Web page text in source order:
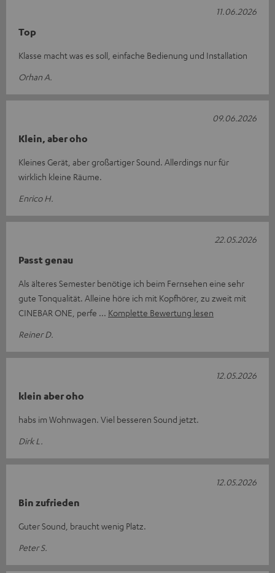
Top
Klasse macht was es soll, einfache Bedienung und Installation
Orhan A.
11.06.2026
Klein, aber oho
Kleines Gerät, aber großartiger Sound. Allerdings nur für
wirklich kleine Räume.
Enrico H.
09.06.2026
Passt genau
Als älteres Semester benötige ich beim Fernsehen eine sehr
gute Tonqualität. Alleine höre ich mit Kopfhörer, zu zweit mit
CINEBAR ONE, perfe
Komplette Bewertung lesen
Reiner D.
22.05.2026
klein aber oho
habs im Wohnwagen. Viel besseren Sound jetzt.
Dirk L.
12.05.2026
Bin zufrieden
Guter Sound, braucht wenig Platz.
Peter S.
12.05.2026